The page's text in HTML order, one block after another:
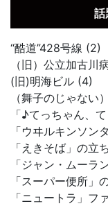
話
“酷道”428号線 (2)
（旧）公立加古川
(旧)明海ビル (4)
（舞子のじゃない
「♪てっちゃん、
「ウヰルキンソン
「えきそば」の立
「ジャン・ムーラ
「スーパー便所」
「ニュートラ」フ